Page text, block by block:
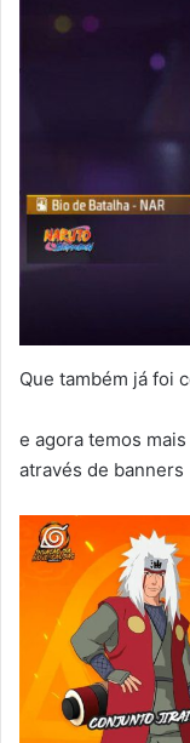
Que também já foi
e agora temos
através de banners